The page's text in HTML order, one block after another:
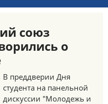
союз
о
В преддверии Дня
студента на панельной
дискуссии "Молодежь и